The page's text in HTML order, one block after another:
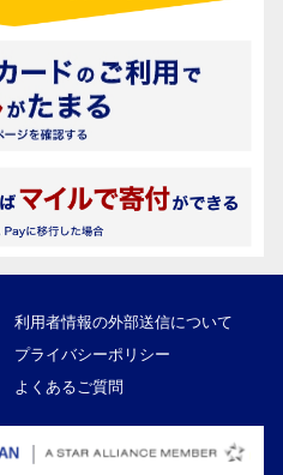
利用者情報の外部送信について
プライバシーポリシー
よくあるご質問